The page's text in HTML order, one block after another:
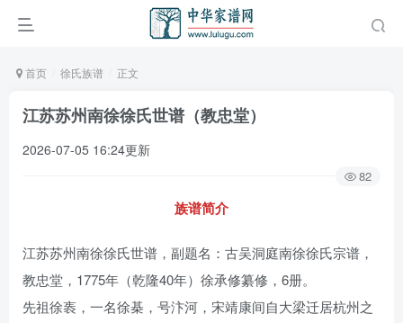
首页 徐氏族谱 正文
江苏苏州南徐徐氏世谱（教忠堂）
2026-07-05 16:24更新
82
族谱简介
江苏苏州南徐徐氏世谱，副题名：古吴洞庭南徐徐氏宗谱，
教忠堂，1775年（乾隆40年）徐承修纂修，6册。
先祖徐袠，一名徐棊，号汴河，宋靖康间自大梁迁居杭州之